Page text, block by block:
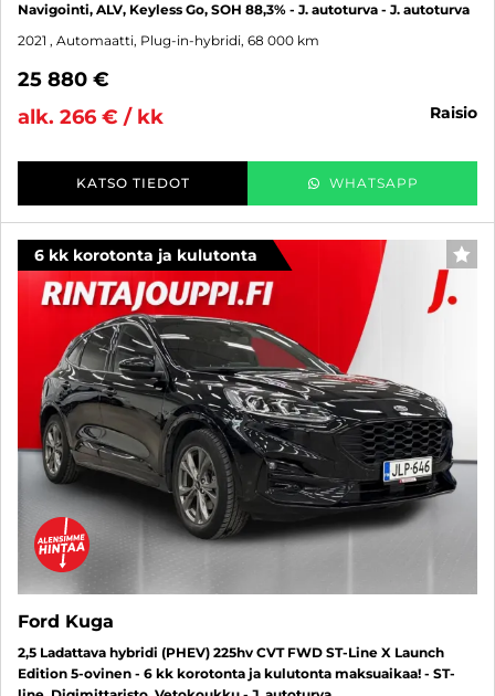
Navigointi, ALV, Keyless Go, SOH 88,3% - J. autoturva - J. autoturva
2021 , Automaatti, Plug-in-hybridi, 68 000 km
25 880 €
alk. 266 € / kk
raisio
KATSO TIEDOT WHATSAPP
6 kk korotonta ja kulutonta
Ford Kuga
2,5 Ladattava hybridi (PHEV) 225hv CVT FWD ST-Line X Launch
Edition 5-ovinen - 6 kk korotonta ja kulutonta maksuaikaa! - ST-